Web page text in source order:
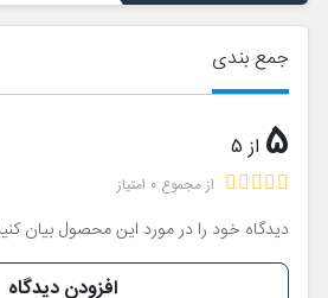
جمع بندی
5 از 5
از مجموع 0 امتیاز
دیدگاه خود را در مورد این محصول بیان
افزودن دیدگاه